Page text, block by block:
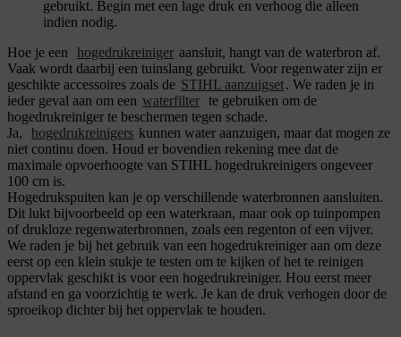
gebruikt. Begin met een lage druk en verhoog die alleen
indien nodig.
Hoe je een
hogedrukreiniger aansluit, hangt van de waterbron af.
Vaak wordt daarbij een tuinslang gebruikt. Voor regenwater zijn er
geschikte accessoires zoals de STIHL aanzuigset. We raden je in
ieder geval aan om een waterfilter te gebruiken om de
hogedrukreiniger te beschermen tegen schade.
Ja,
hogedrukreinigers kunnen water aanzuigen, maar dat mogen ze
niet continu doen. Houd er bovendien rekening mee dat de
maximale opvoerhoogte van STIHL hogedrukreinigers ongeveer
100 cm is.
Hogedrukspuiten kan je op verschillende waterbronnen aansluiten.
Dit lukt bijvoorbeeld op een waterkraan, maar ook op tuinpompen
of drukloze regenwaterbronnen, zoals een regenton of een vijver.
We raden je bij het gebruik van een hogedrukreiniger aan om deze
eerst op een klein stukje te testen om te kijken of het te reinigen
oppervlak geschikt is voor een hogedrukreiniger. Hou eerst meer
afstand en ga voorzichtig te werk. Je kan de druk verhogen door de
sproeikop dichter bij het oppervlak te houden.